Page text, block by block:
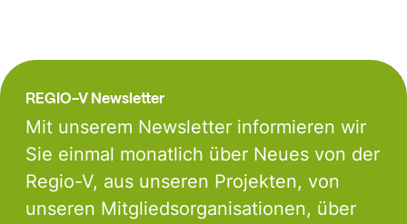
REGIO-V Newsletter
Mit unserem Newsletter informieren wir
Sie einmal monatlich über Neues von der
Regio-V, aus unseren Projekten, von
unseren Mitgliedsorganisationen, über